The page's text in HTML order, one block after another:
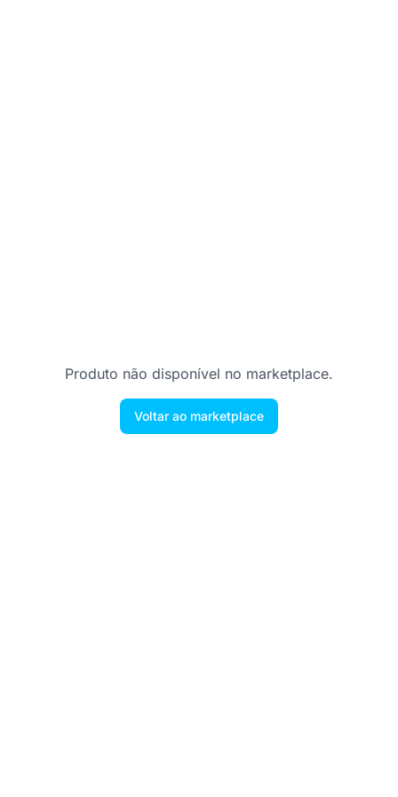
Produto não disponível no marketplace.
Voltar ao marketplace